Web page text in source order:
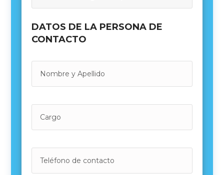
DATOS DE LA PERSONA DE
CONTACTO